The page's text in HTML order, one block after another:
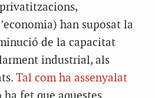
han suposat la
de la capacitat
industrial, als
Tal com ha assenyalat